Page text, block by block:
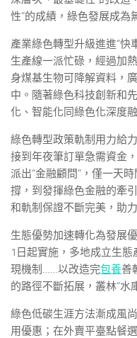
性”的成績，綠色發展成為
產業綠色轉型升級進進“快
生產線一派忙碌，經過加
身煤基生物可降解資料，
中。隨著綠色科技創新和
化、智能化同綠色化深度
綠色轉型政策軌制用力給
接到年夜筆訂單急需資金
派出“金融顧問”，僅一天
撐，到發揮綠色金融的牽
和軌制保證不斷完美，助
生態優勢加速轉化為發展
1日起實施，多地成立生
現機制……以改造完包養善
的路徑不斷拓展，叢林“水
綠色低碳生涯方法漸成風
用優惠；在外賣平臺點餐